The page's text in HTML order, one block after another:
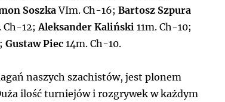
SoszkaVIm. Ch-16; Bartosz Szpura
Ch-12;Aleksander Kaliński11m. Ch-10;
Gustaw Piec14m. Ch-10.
naszych szachistów, jest plonem
ilość turniejów i rozgrywek w każdym